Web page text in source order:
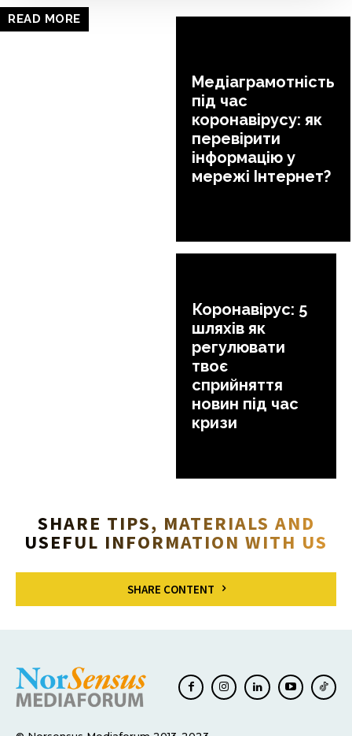
READ MORE
Медіаграмотність
під час
коронавірусу: як
перевірити
інформацію у
мережі Інтернет?
Коронавірус: 5
шляхів як
регулювати
твоє
сприйняття
новин під час
кризи
SHARE TIPS, MATERIALS AND
USEFUL INFORMATION WITH US
SHARE CONTENT